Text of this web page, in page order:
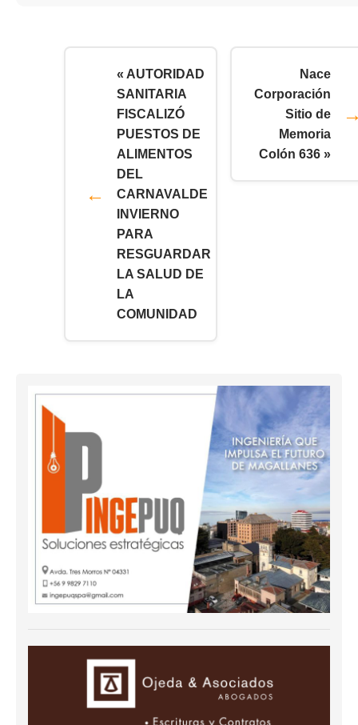
« AUTORIDAD
SANITARIA
FISCALIZÓ
PUESTOS DE
ALIMENTOS
DEL
CARNAVALDE
INVIERNO
PARA
RESGUARDAR
LA SALUD DE
LA
COMUNIDAD
Nace
Corporación
Sitio de
Memoria
Colón 636 »